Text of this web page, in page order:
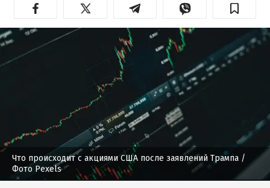
Что происходит с акциями США после заявлений Трампа /
Фото Pexels